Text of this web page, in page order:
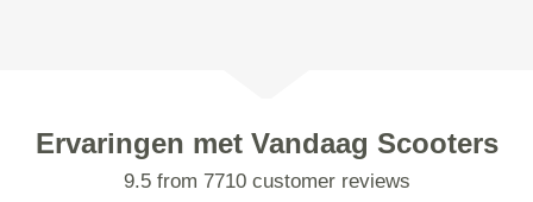
Ervaringen met Vandaag Scooters
9.5 from 7710 customer reviews